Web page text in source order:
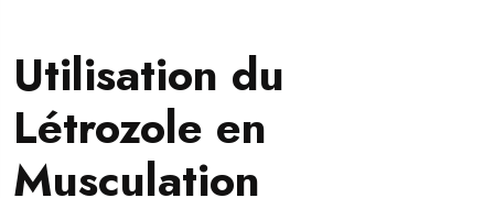
Utilisation du
Létrozole en
Musculation